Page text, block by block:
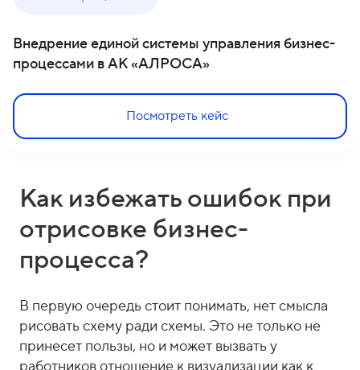
Внедрение единой системы управления бизнес-
процессами в АК «АЛРОСА»
Посмотреть кейс
Как избежать ошибок при
отрисовке бизнес-
процесса?
В первую очередь стоит понимать, нет смысла
рисовать схему ради схемы. Это не только не
принесет пользы, но и может вызвать у